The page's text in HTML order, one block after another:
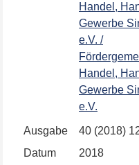
Handel,
Gewerbe
e.V. /
Handel,
Gewerbe
e.V.
Ausgabe
40 (2018)
Datum
2018